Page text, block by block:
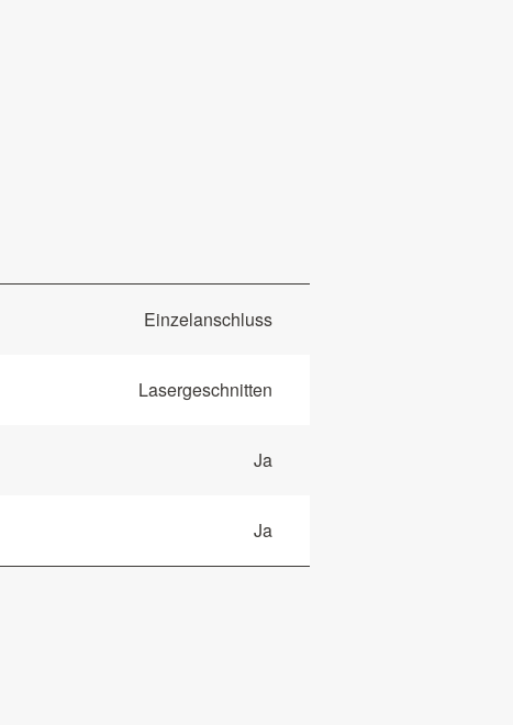
Einzelanschluss
Lasergeschnitten
Ja
Ja